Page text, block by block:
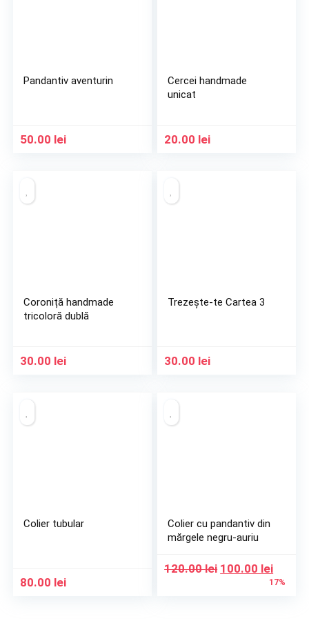
Pandantiv aventurin
50.00 lei
Cercei handmade
unicat
20.00 lei
Coroniță handmade
tricoloră dublă
30.00 lei
Trezește-te Cartea 3
30.00 lei
Colier tubular
80.00 lei
Colier cu pandantiv din
mărgele negru-auriu
120.00lei Prețul
100.00 leiPrețul
17%